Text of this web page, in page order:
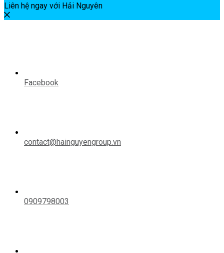
Liên hệ ngay với Hải Nguyên
Facebook
contact@hainguyengroup.vn
0909798003